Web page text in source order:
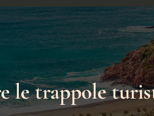
le trappole